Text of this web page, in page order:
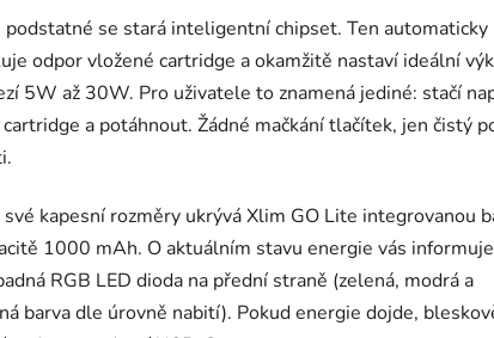
podstatné se stará inteligentní chipset. Ten automaticky
odpor vložené cartridge a okamžitě nastaví ideální
5W až 30W. Pro uživatele to znamená jediné: stačí
a potáhnout. Žádné mačkání tlačítek, jen čistý
své kapesní rozměry ukrývá Xlim GO Lite integrovanou
1000 mAh. O aktuálním stavu energie vás informuje
RGB LED dioda na přední straně (zelená, modrá a
barva dle úrovně nabití). Pokud energie dojde,